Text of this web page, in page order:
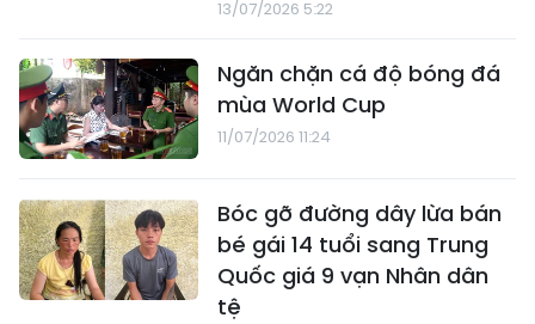
13/07/2026 5:22
Ngăn chặn cá độ bóng đá
mùa World Cup
11/07/2026 11:24
Bóc gỡ đường dây lừa bán
bé gái 14 tuổi sang Trung
Quốc giá 9 vạn Nhân dân
tệ